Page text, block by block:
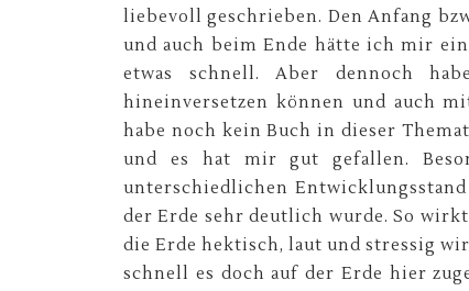
liebevoll geschrieben. Den Anfang
und auch beim Ende hätte ich mir
etwas schnell. Aber dennoch
hineinversetzen können und auch
habe noch kein Buch in dieser
und es hat mir gut gefallen.
unterschiedlichen
der Erde sehr deutlich wurde. So
die Erde hektisch, laut und stressig
schnell es doch auf der Erde hier